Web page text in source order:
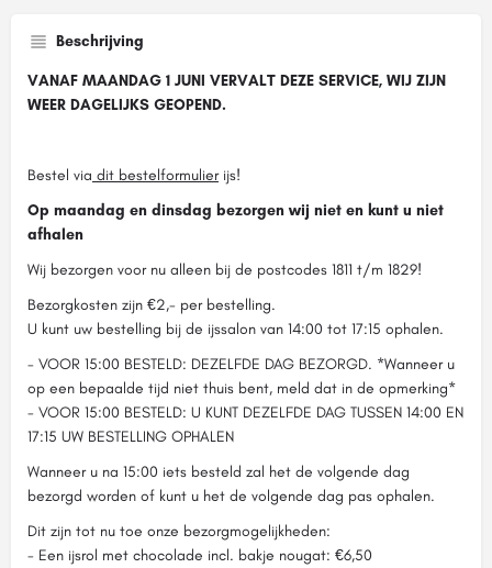
Beschrijving
VANAF MAANDAG 1 JUNI VERVALT DEZE SERVICE, WIJ ZIJN
WEER DAGELIJKS GEOPEND.
Bestel via dit bestelformulierijs!
Op maandag en dinsdag bezorgen wij niet en kunt u niet
afhalen
Wij bezorgen voor nu alleen bij de postcodes 1811 t/m 1829!
Bezorgkosten zijn €2,- per bestelling.
U kunt uw bestelling bij de ijssalon van 14:00 tot 17:15 ophalen.
- VOOR 15:00 BESTELD: DEZELFDE DAG BEZORGD. *Wanneer u
op een bepaalde tijd niet thuis bent, meld dat in de opmerking*
- VOOR 15:00 BESTELD: U KUNT DEZELFDE DAG TUSSEN 14:00 EN
17:15 UW BESTELLING OPHALEN
Wanneer u na 15:00 iets besteld zal het de volgende dag
bezorgd worden of kunt u het de volgende dag pas ophalen.
Dit zijn tot nu toe onze bezorgmogelijkheden:
- Een ijsrol met chocolade incl. bakje nougat: €6,50